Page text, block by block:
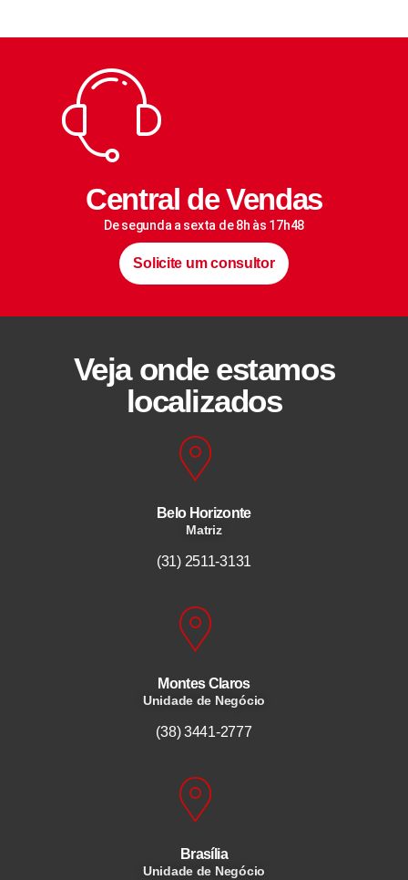
Central de Vendas
De segunda a sexta de 8h às 17h48
Solicite um consultor
Veja onde estamos
localizados
Belo Horizonte
Matriz
(31) 2511-3131
Montes Claros
Unidade de Negócio
(38) 3441-2777
Brasília
Unidade de Negócio